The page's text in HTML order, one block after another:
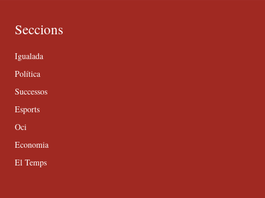
Seccions
Igualada
Política
Successos
Esports
Oci
Economia
El Temps